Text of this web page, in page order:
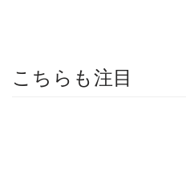
こちらも注目